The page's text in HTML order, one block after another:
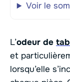
Voir le
L’odeur de
et
lorsqu’elle